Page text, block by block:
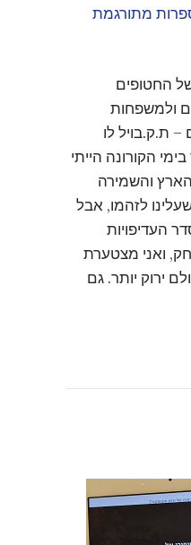
מתורגמת
החטופים
ולמשפחות
ת.ק.בויל לו
הקורונה הייתי
והשמירה
לזהמו, אבל
העדיפויות
ואני מצטערת
ירוק יותר. גם